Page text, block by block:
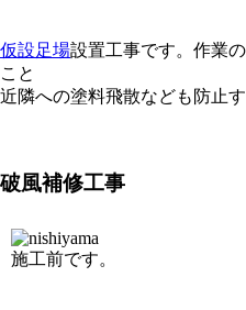
仮設足場設置工事です。作業
こと
近隣への塗料飛散なども防止
破風補修工事
施工前です。